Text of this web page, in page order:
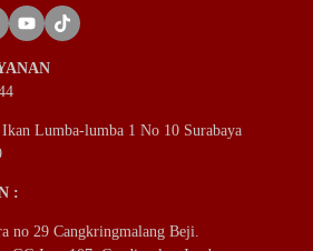
Lumba-lumba 1 No 10 Surabaya
:
no 29 Cangkringmalang Beji.